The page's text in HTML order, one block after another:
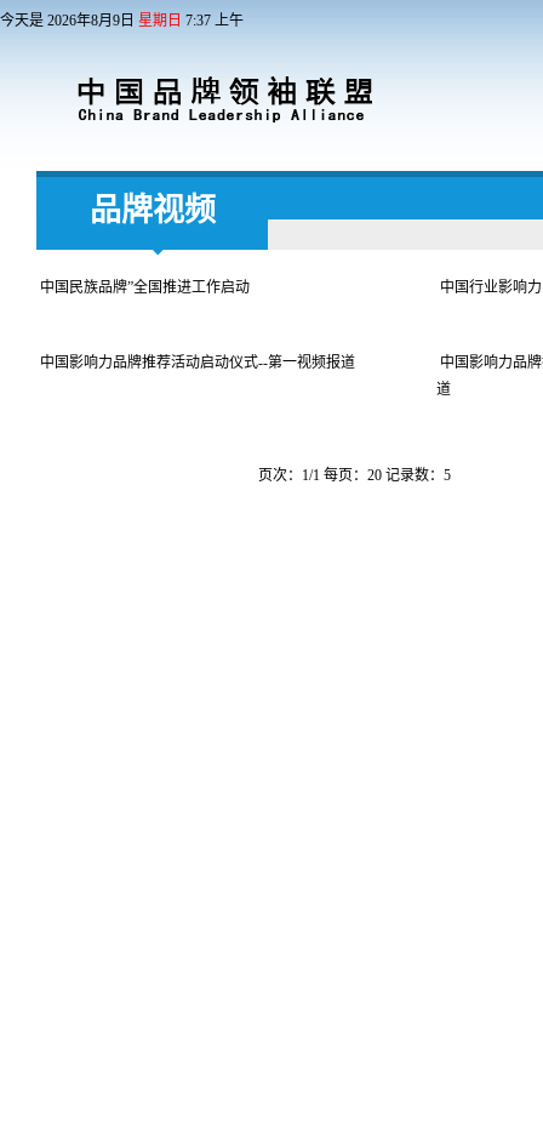
今天是 2026年8月 9 日 星期日 7:37 上午
品牌视频
中国民族品牌”全国推进工作启动 中国行业影响
中国影响力品牌推荐活动启动仪式--第一视频报道
中国影响力品
道
页次：1/1 每页：20 记录数：5